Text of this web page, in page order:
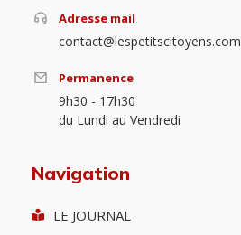
Adresse mail
contact@lespetitscitoyens.com
Permanence
9h30 - 17h30
du Lundi au Vendredi
Navigation
LE JOURNAL